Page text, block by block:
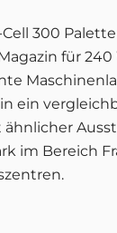
300
für
ein
ähnlicher
im Bereich
.